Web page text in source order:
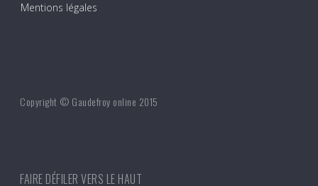
Mentions légales
Copyright © Gaudefroy online 2015
FAIRE DÉFILER VERS LE HAUT